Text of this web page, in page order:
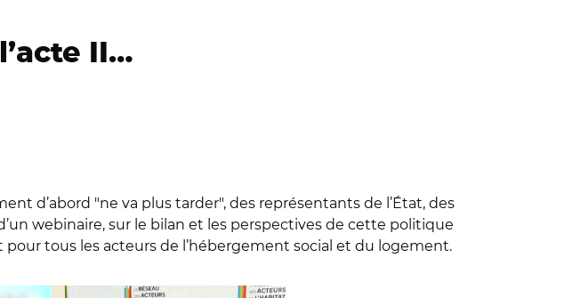
II…
d’abord "ne va plus tarder", des représentants de l’État, des
webinaire, sur le bilan et les perspectives de cette politique
tous les acteurs de l’hébergement social et du logement.